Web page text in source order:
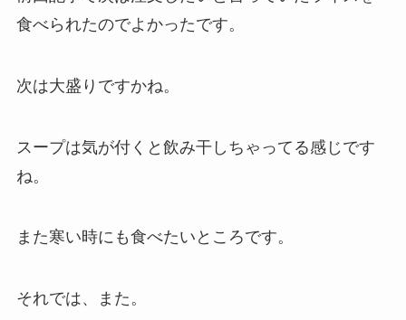
食べられたのでよかったです。
次は大盛りですかね。
スープは気が付くと飲み干しちゃってる感じです
ね。
また寒い時にも食べたいところです。
それでは、また。